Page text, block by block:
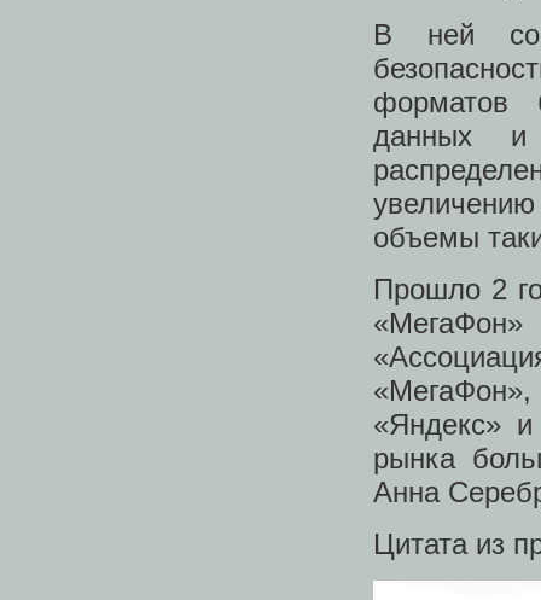
В ней
форматов
данных и
объемы
Прошло 2
«Яндекс»
рынка
Анна
Цитата из